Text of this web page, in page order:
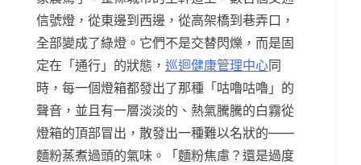
信號燈，從東邊到西邊，從高架橋到巷弄口，
全部變成了綠燈。它們不是交替閃爍，而是固
定在「通行」的狀態， 巡迴健康管理中心同
時，每一個燈箱都發出了那種「咕嚕咕嚕」的
聲音，並且有一層淡淡的、熱氣騰騰的白霧從
燈箱的頂部冒出，散發出一種難以名狀的——
麵粉蒸煮過頭的氣味。「麵粉焦慮？還是過度